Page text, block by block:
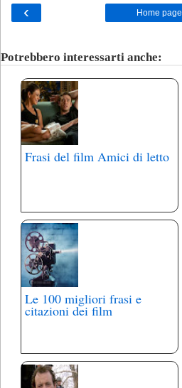
‹ Home page
Potrebbero interessarti anche:
Frasi del film Amici di letto
Le 100 migliori frasi e
citazioni dei film